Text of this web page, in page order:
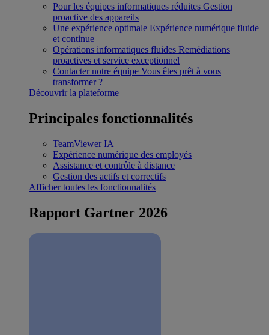
Pour les équipes informatiques réduites Gestion
proactive des appareils
Une expérience optimale Expérience numérique fluide
et continue
Opérations informatiques fluides Remédiations
proactives et service exceptionnel
Contacter notre équipe Vous êtes prêt à vous
transformer ?
Découvrir la plateforme
Principales fonctionnalités
TeamViewer IA
Expérience numérique des employés
Assistance et contrôle à distance
Gestion des actifs et correctifs
Afficher toutes les fonctionnalités
Rapport Gartner 2026